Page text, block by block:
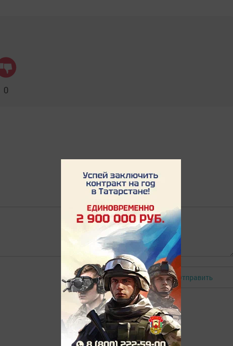
0
Авторизоваться Отправить